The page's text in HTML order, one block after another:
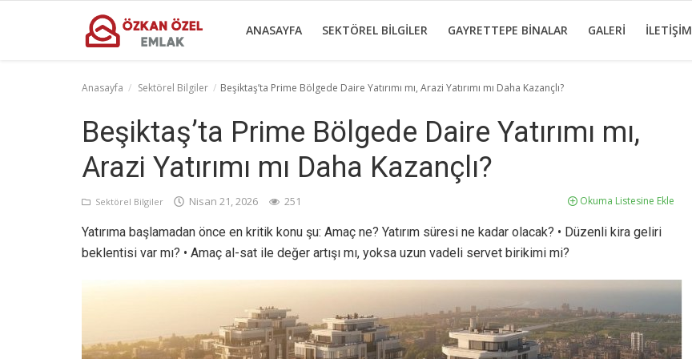
ANASAYFA SEKTÖREL BILGILER GAYRETTEPE BINALAR GALERI İLETIŞIM
Gayrettepe Binalar
Anasayfa Sektörel Bilgiler Beşiktaş’ta Prime Bölgede Daire Yatırımı mı, Arazi Yatırımı mı Daha Kazançlı?
Beşiktaş’ta Prime Bölgede Daire Yatırımı mı,
Arazi Yatırımı mı Daha Kazançlı?
Sektörel Bilgiler Nisan 21, 2026 251 Okuma Listesine Ekle
Yatırıma başlamadan önce en kritik konu şu: Amaç ne? Yatırım süresi ne kadar olacak? • Düzenli kira geliri
beklentisi var mı? • Amaç al-sat ile değer artışı mı, yoksa uzun vadeli servet birikimi mi?